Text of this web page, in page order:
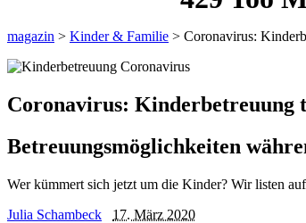
magazin > Kinder & Familie > Coronavirus:
Coronavirus: Kinderbetreuung
Betreuungsmöglichkeiten
Wer kümmert sich jetzt um die Kinder? Wir listen
Julia Schambeck
17. März 2020